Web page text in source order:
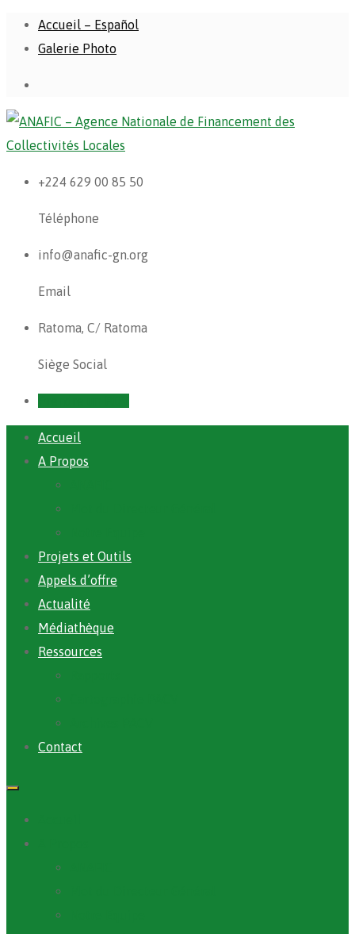
Accueil – Español
Galerie Photo
+224 629 00 85 50
Téléphone
info@anafic-gn.org
Email
Ratoma, C/ Ratoma
Siège Social
Accueil
A Propos
Projets et Outils
Appels d’offre
Actualité
Médiathèque
Ressources
Contact